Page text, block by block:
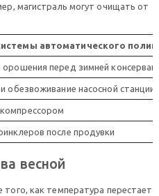
магистраль могут очищать от
автоматического
перед зимней
обезвоживание насосной станции
после продувки
весной
как температура перестает